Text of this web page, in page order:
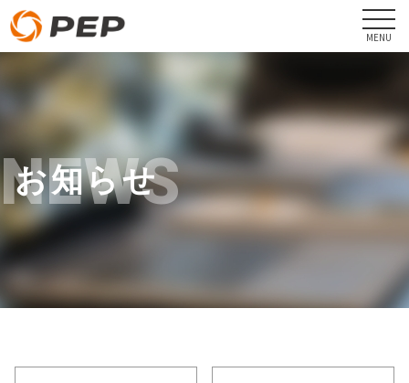
NEWS
お知らせ